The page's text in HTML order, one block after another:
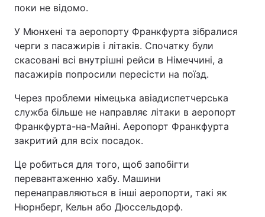
поки не відомо.
У Мюнхені та аеропорту Франкфурта зібралися
черги з пасажирів і літаків. Спочатку були
скасовані всі внутрішні рейси в Німеччині, а
пасажирів попросили пересісти на поїзд.
Через проблеми німецька авіадиспетчерська
служба більше не направляє літаки в аеропорт
Франкфурта-на-Майні. Аеропорт Франкфурта
закритий для всіх посадок.
Це робиться для того, щоб запобігти
перевантаженню хабу. Машини
перенаправляються в інші аеропорти, такі як
Нюрнберг, Кельн або Дюссельдорф.